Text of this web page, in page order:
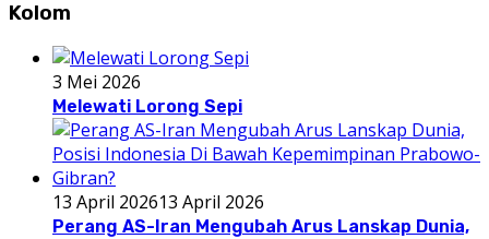
Kolom
3 Mei 2026
Melewati Lorong Sepi
13 April 202613 April 2026
Perang AS-Iran Mengubah Arus Lanskap Dunia,